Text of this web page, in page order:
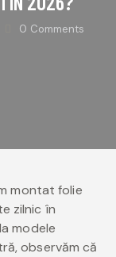
0 Comments
montat folie
zilnic în
modele
observăm că